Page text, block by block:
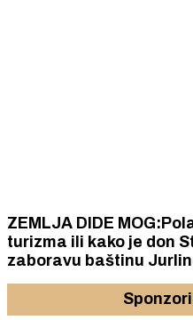
ZEMLJA DIDE
turizma ili kako je don Stipe Perkov oteo
zaboravu baštinu